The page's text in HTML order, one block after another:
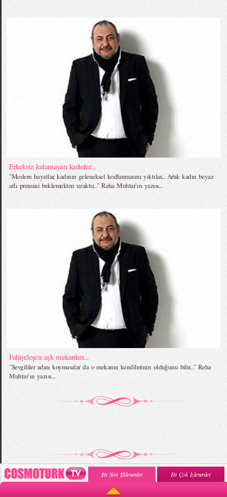
Erkeksiz kalamayan kadınlar...
"Modern hayatlar, kadının geleneksel kodlanmasını yıktılar... Artık kadın beyaz
atlı prensini beklemekten uzaktır..." Reha Muhtar`ın yazısı...
Fahişeleşen aşk mekanları...
"Sevgililer adını koymasalar da o mekanın kendilerinin olduğunu bilir..." Reha
Muhtar`ın yazısı...
En Son Eklenenler En Çok İzlenenler